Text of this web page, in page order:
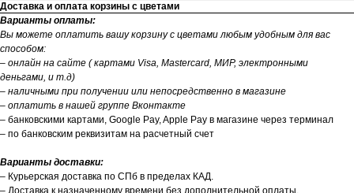
Доставка и оплата корзины с цветами
Варианты оплаты:
Вы можете оплатить вашу корзину с цветами любым удобным для вас
способом:
– онлайн на сайте ( картами Visa, Mastercard, МИР, электронными
деньгами, и т.д)
– наличными при получении или непосредственно в магазине
– оплатить в нашей группе Вконтакте
– банковскими картами, Google Pay, Apple Pay в магазине через терминал
– по банковским реквизитам на расчетный счет
Варианты доставки:
– Курьерская доставка по СПб в пределах КАД.
– Доставка к назначенному времени без дополнительной оплаты.